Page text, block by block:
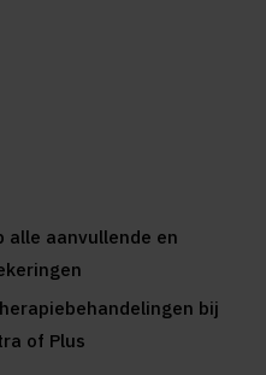
alle aanvullende en
bij
of Plus